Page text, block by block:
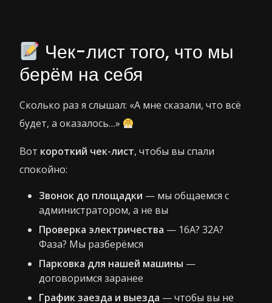
Чек-лист того, что мы
берём на себя
Сколько раз я слышал: «А мне сказали, что всё
будет, а оказалось…»
Вот короткий чек-лист, чтобы вы спали
спокойно:
Звонок до площадки — мы общаемся с
администратором, а не вы
Проверка электричества — 16А? 32А?
Фаза? Мы разберёмся
Парковка для нашей машины —
договоримся заранее
График заезда и выезда — чтобы вы не